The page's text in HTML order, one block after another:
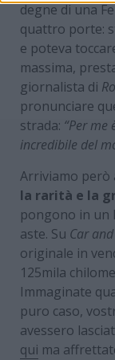
degne di una
quattro porte:
e poteva
massima,
giornalista di
pronunciare
strada: “Per
incredibile del
Arriviamo però
la rarità e la
pongono in un
aste. Su Car
originale in
125mila
Immaginate
puro caso,
avessero
qui ma